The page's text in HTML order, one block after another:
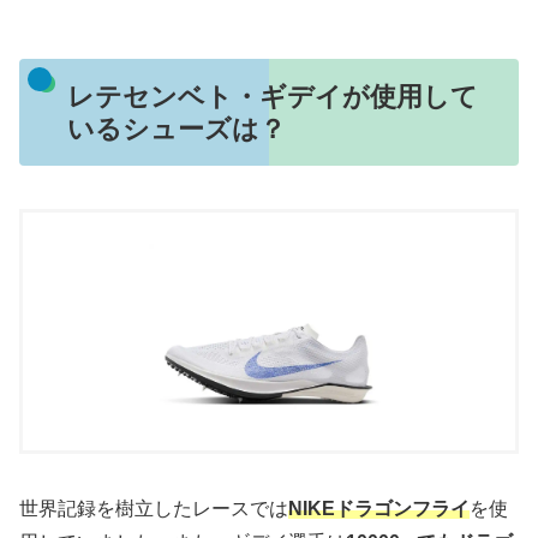
レテセンベト・ギデイが使用して
いるシューズは？
世界記録を樹立したレースではNIKEドラゴンフライを使